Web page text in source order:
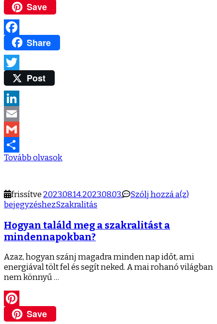
Pinterest
Save
Facebook
Share
TwitterPost
LinkedIn
Email
Gmail
Ossza
Tovább olvasok
frissítve 2023.08.14.2023.08.03. Szólj hozzá a(z)
bejegyzéshezSzakralitás
Hogyan találd meg a szakralitást a
mindennapokban?
Azaz, hogyan szánj magadra minden nap időt, ami
energiával tölt fel és segít neked. A mai rohanó világban
nem könnyű …
Pinterest
Save